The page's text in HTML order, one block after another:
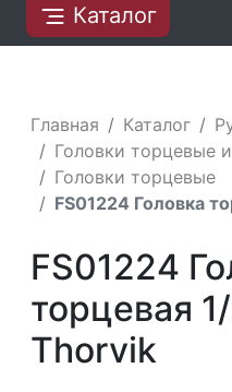
Каталог
Главная Каталог
Головки торцевые
Головки торцевые
FS01224 Головка
FS01224
торцевая
Thorvik